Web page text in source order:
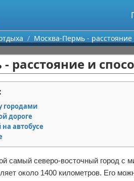
Москва-Пермь -
расстояние и
городами
дороге
автобусе
самый северо-восточный город с
около 1400 километров. Его